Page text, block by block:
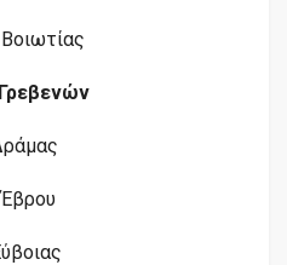
Βοιωτίας
Γρεβενών
Έβρου